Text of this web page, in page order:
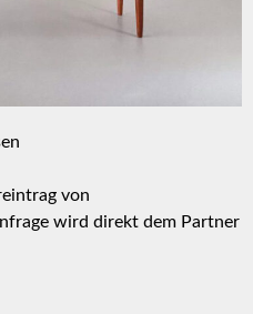
von
wird direkt dem Partner